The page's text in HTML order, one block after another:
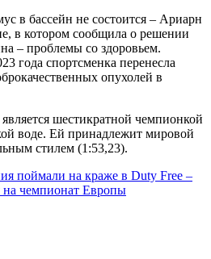
в бассейн не состоится – Ариарн
в котором сообщила о решении
– проблемы со здоровьем.
года спортсменка перенесла
опухолей в
шестикратной чемпионкой
воде. Ей принадлежит мировой
стилем (1:53,23).
поймали на краже в Duty Free –
на чемпионат Европы